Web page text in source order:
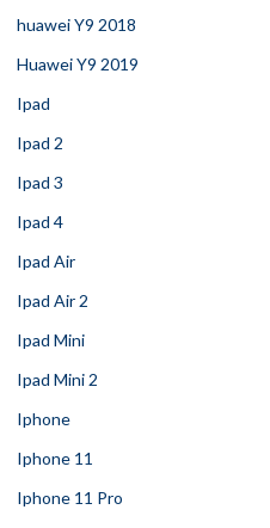
huawei Y9 2018
Huawei Y9 2019
Ipad
Ipad 2
Ipad 3
Ipad 4
Ipad Air
Ipad Air 2
Ipad Mini
Ipad Mini 2
Iphone
Iphone 11
Iphone 11 Pro